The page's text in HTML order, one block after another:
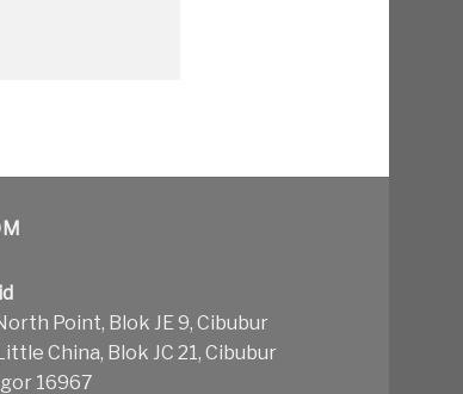
Point, Blok JE 9, Cibubur
China, Blok JC 21, Cibubur
16967